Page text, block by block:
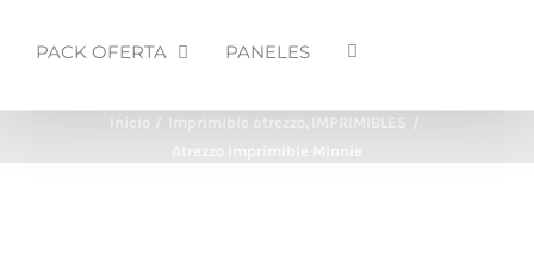
PACK OFERTA PANELES